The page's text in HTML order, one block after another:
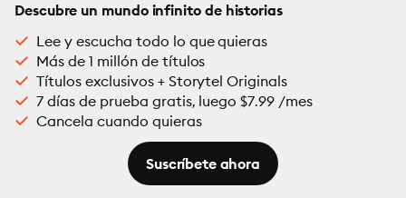
Descubre un mundo infinito de historias
Lee y escucha todo lo que quieras
Más de 1 millón de títulos
Títulos exclusivos + Storytel Originals
7 días de prueba gratis, luego $7.99 /mes
Cancela cuando quieras
Suscríbete ahora